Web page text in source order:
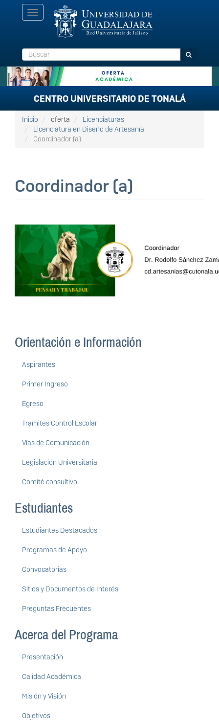
Toggle
navigation
Buscar Buscar
CENTRO UNIVERSITARIO DE TONALÁ
Inicio oferta
Licenciaturas
Licenciatura en Diseño de Artesanía
Coordinador (a)
Coordinador (a)
Orientación e Información
Aspirantes
Primer Ingreso
Egreso
Tramites Control Escolar
Vías de Comunicación
Legislación Universitaria
Comité consultivo
Estudiantes
Estudiantes Destacados
Programas de Apoyo
Convocatorias
Sitios y Documentos de Interés
Preguntas Frecuentes
Acerca del Programa
Presentación
Calidad Académica
Misión y Visión
Objetivos